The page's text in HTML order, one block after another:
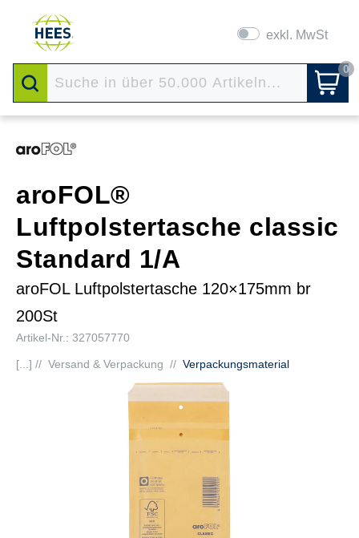
exkl. MwSt
0
aroFOL®
Luftpolstertasche classic
Standard 1/A
aroFOL Luftpolstertasche 120×175mm br
200St
Artikel-Nr.: 327057770
[...] // Versand & Verpackung // Verpackungsmaterial